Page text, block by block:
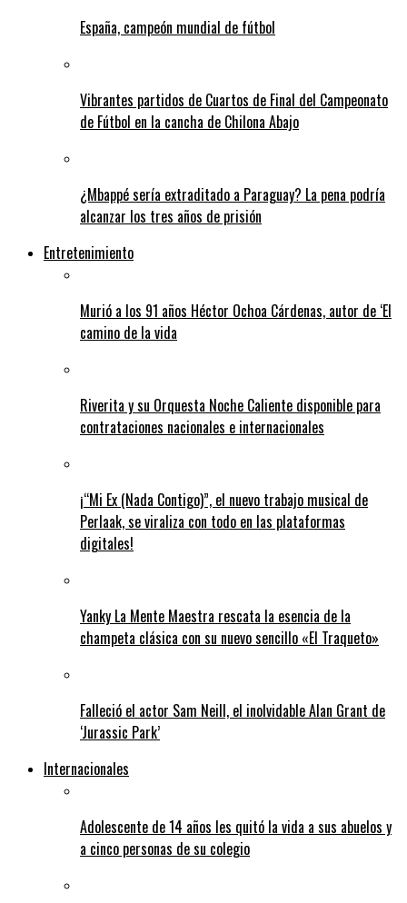
España, campeón mundial de fútbol
Vibrantes partidos de Cuartos de Final del Campeonato
de Fútbol en la cancha de Chilona Abajo
¿Mbappé sería extraditado a Paraguay? La pena podría
alcanzar los tres años de prisión
Entretenimiento
Murió a los 91 años Héctor Ochoa Cárdenas, autor de ‘El
camino de la vida
Riverita y su Orquesta Noche Caliente disponible para
contrataciones nacionales e internacionales
¡“Mi Ex (Nada Contigo)”, el nuevo trabajo musical de
Perlaak, se viraliza con todo en las plataformas
digitales!
Yanky La Mente Maestra rescata la esencia de la
champeta clásica con su nuevo sencillo «El Traqueto»
Falleció el actor Sam Neill, el inolvidable Alan Grant de
‘Jurassic Park’
Internacionales
Adolescente de 14 años les quitó la vida a sus abuelos y
a cinco personas de su colegio